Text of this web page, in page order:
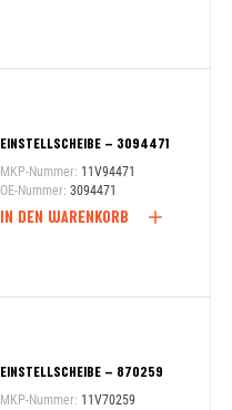
EINSTELLSCHEIBE – 3094471
MKP-Nummer: 11V94471
OE-Nummer: 3094471
IN DEN WARENKORB
EINSTELLSCHEIBE – 870259
MKP-Nummer: 11V70259